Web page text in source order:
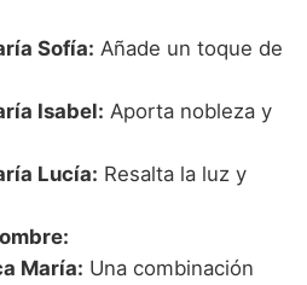
Sofía: Añade un toque de
Isabel: Aporta nobleza y
Lucía: Resalta la luz y
María: Una combinación